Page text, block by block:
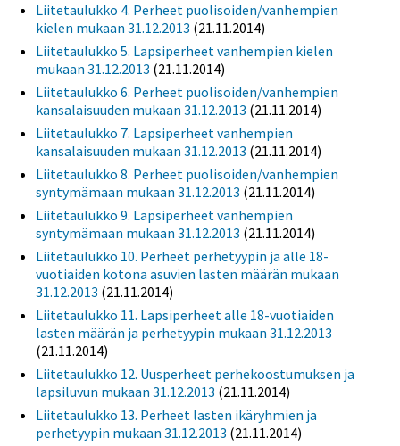
Liitetaulukko 4. Perheet puolisoiden/vanhempien
kielen mukaan 31.12.2013 (21.11.2014)
Liitetaulukko 5. Lapsiperheet vanhempien kielen
mukaan 31.12.2013 (21.11.2014)
Liitetaulukko 6. Perheet puolisoiden/vanhempien
kansalaisuuden mukaan 31.12.2013 (21.11.2014)
Liitetaulukko 7. Lapsiperheet vanhempien
kansalaisuuden mukaan 31.12.2013 (21.11.2014)
Liitetaulukko 8. Perheet puolisoiden/vanhempien
syntymämaan mukaan 31.12.2013 (21.11.2014)
Liitetaulukko 9. Lapsiperheet vanhempien
syntymämaan mukaan 31.12.2013 (21.11.2014)
Liitetaulukko 10. Perheet perhetyypin ja alle 18-
vuotiaiden kotona asuvien lasten määrän mukaan
31.12.2013 (21.11.2014)
Liitetaulukko 11. Lapsiperheet alle 18-vuotiaiden
lasten määrän ja perhetyypin mukaan 31.12.2013
(21.11.2014)
Liitetaulukko 12. Uusperheet perhekoostumuksen ja
lapsiluvun mukaan 31.12.2013 (21.11.2014)
Liitetaulukko 13. Perheet lasten ikäryhmien ja
perhetyypin mukaan 31.12.2013 (21.11.2014)